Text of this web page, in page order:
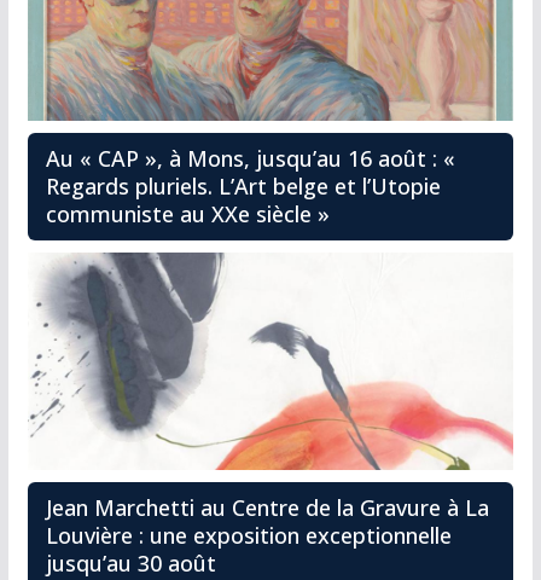
Au « CAP », à Mons, jusqu’au 16 août : «
Regards pluriels. L’Art belge et l’Utopie
communiste au XXe siècle »
Jean Marchetti au Centre de la Gravure à La
Louvière : une exposition exceptionnelle
jusqu’au 30 août